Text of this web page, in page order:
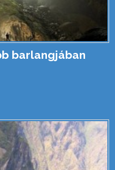
barlangjában